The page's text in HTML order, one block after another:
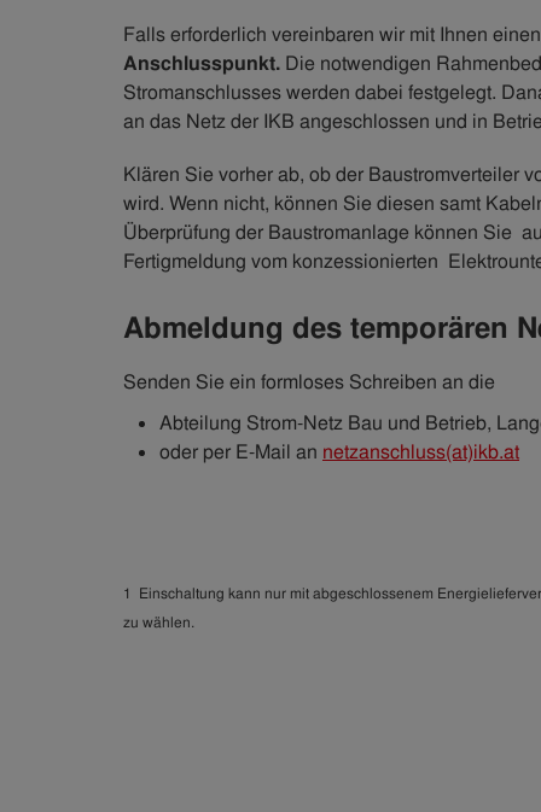
Falls erforderlich vereinbaren wir mit Ihnen
Anschlusspunkt. Die notwendigen
Stromanschlusses werden dabei festgelegt.
an das Netz der IKB angeschlossen und in
Klären Sie vorher ab, ob der Baustromverteiler
wird. Wenn nicht, können Sie diesen samt
Überprüfung der Baustromanlage können Sie
Fertigmeldung vom konzessionierten
Abmeldung des temporären
Senden Sie ein formloses Schreiben an die
Abteilung Strom-Netz Bau und Betrieb,
oder per E-Mail an netzanschluss(at)ikb.at
1 Einschaltung kann nur mit abgeschlossenem
zu wählen.